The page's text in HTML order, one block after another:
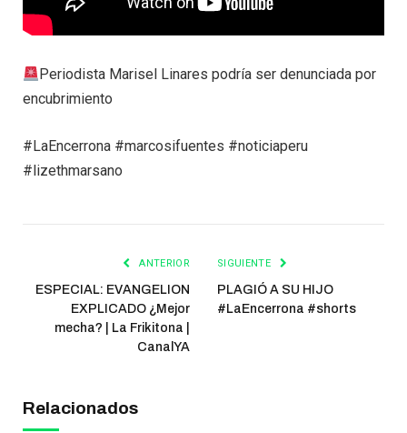
Periodista Marisel Linares podría ser denunciada por
encubrimiento
#LaEncerrona #marcosifuentes #noticiaperu
#lizethmarsano
ANTERIOR
ESPECIAL: EVANGELION
EXPLICADO ¿Mejor
mecha? | La Frikitona |
CanalYA
SIGUIENTE
PLAGIÓ A SU HIJO
#LaEncerrona #shorts
Relacionados